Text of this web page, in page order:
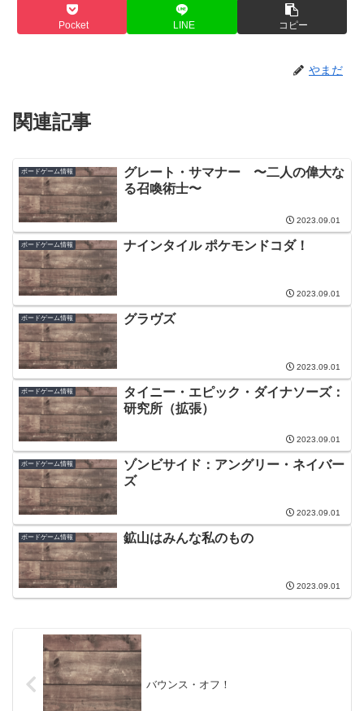
Pocket LINE コピー
やまだ
関連記事
ボードゲーム情報
グレート・サマナー 〜二人の偉大な
る召喚術士〜
2023.09.01
ボードゲーム情報 ナインタイル ポケモンドコダ！
2023.09.01
ボードゲーム情報 グラヴズ
2023.09.01
ボードゲーム情報
タイニー・エピック・ダイナソーズ：
研究所（拡張）
2023.09.01
ボードゲーム情報
ゾンビサイド：アングリー・ネイバー
ズ
2023.09.01
ボードゲーム情報 鉱山はみんな私のもの
2023.09.01
バウンス・オフ！